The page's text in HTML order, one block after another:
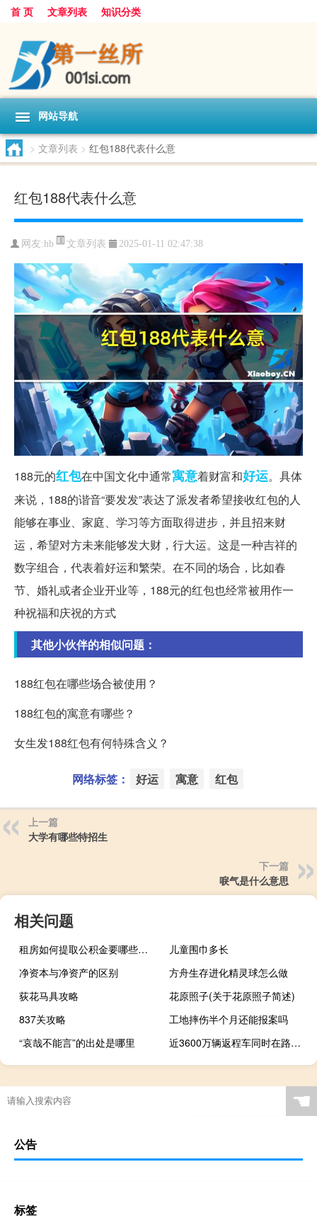
首 页 文章列表 知识分类
网站导航
> 文章列表 > 红包188代表什么意
红包188代表什么意
网友:hb 文章列表 2025-01-11 02:47:38
188元的红包在中国文化中通常寓意着财富和好运。具体
来说，188的谐音“要发发”表达了派发者希望接收红包的人
能够在事业、家庭、学习等方面取得进步，并且招来财
运，希望对方未来能够发大财，行大运。这是一种吉祥的
数字组合，代表着好运和繁荣。在不同的场合，比如春
节、婚礼或者企业开业等，188元的红包也经常被用作一
种祝福和庆祝的方式
其他小伙伴的相似问题：
188红包在哪些场合被使用？
188红包的寓意有哪些？
女生发188红包有何特殊含义？
网络标签： 好运 寓意 红包
上一篇
大学有哪些特招生
下一篇
唳气是什么意思
相关问题
租房如何提取公积金要哪些材料
儿童围巾多长
净资本与净资产的区别
方舟生存进化精灵球怎么做
荻花马具攻略
花原照子(关于花原照子简述)
837关攻略
工地摔伤半个月还能报案吗
“哀哉不能言”的出处是哪里
近3600万辆返程车同时在路上 反向向预判的聪明人还堵在景区、路上
☚
公告
标签